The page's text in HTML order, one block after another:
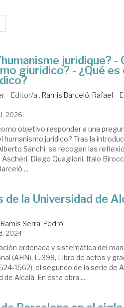
juridique? -
giuridico? - ¿Qué es
Editor/a . Ramis Barceló, Rafael
2026
objetivo responder a una
humanismo jurídico? Tras la
Sanchi, se recogen las
Diego Quaglioni, Italo
...
la Universidad de
Ramis Serra, Pedro
2024
ordenada y sistemática del
(AHN), L. 398, Libro de actos y
1562), el segundo de la serie de
de Alcalá. En esta obra ...